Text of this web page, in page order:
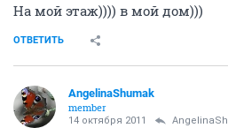
На мой этаж)))) в мой дом)))
ОТВЕТИТЬ
AngelinaShumak
member
14 октября 2011